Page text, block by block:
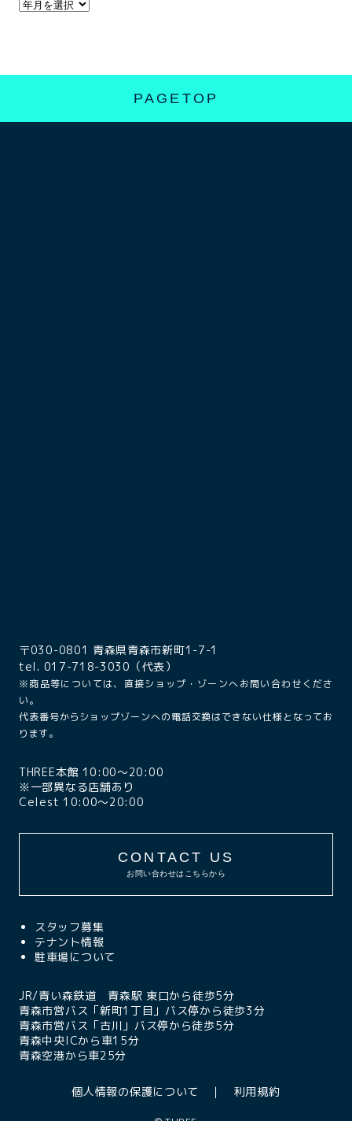
PAGETOP
〒030-0801 青森県青森市新町1-7-1
tel. 017-718-3030（代表）
※商品等については、直接ショップ・ゾーンへお問い合わせくださ
い。
代表番号からショップゾーンへの電話交換はできない仕様となってお
ります。
THREE本館 10:00〜20:00
※一部異なる店舗あり
Celest 10:00〜20:00
CONTACT US
お問い合わせはこちらから
スタッフ募集
テナント情報
駐車場について
JR/青い森鉄道 青森駅 東口から徒歩5分
青森市営バス「新町1丁目」バス停から徒歩3分
青森市営バス「古川」バス停から徒歩5分
青森中央ICから車15分
青森空港から車25分
個人情報の保護について 利用規約